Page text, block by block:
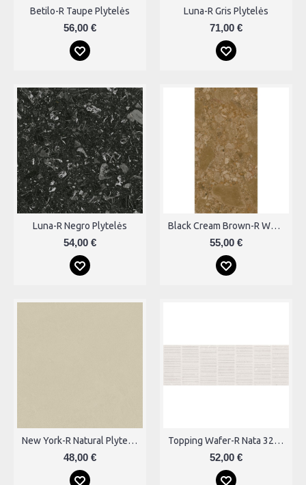
Betilo-R Taupe Plytelės
56,00 €
Luna-R Gris Plytelės
71,00 €
Luna-R Negro Plytelės
54,00 €
Black Cream Brown-R Wash Plytelės
55,00 €
New York-R Natural Plytelės
48,00 €
Topping Wafer-R Nata 32x99 Plytelės
52,00 €